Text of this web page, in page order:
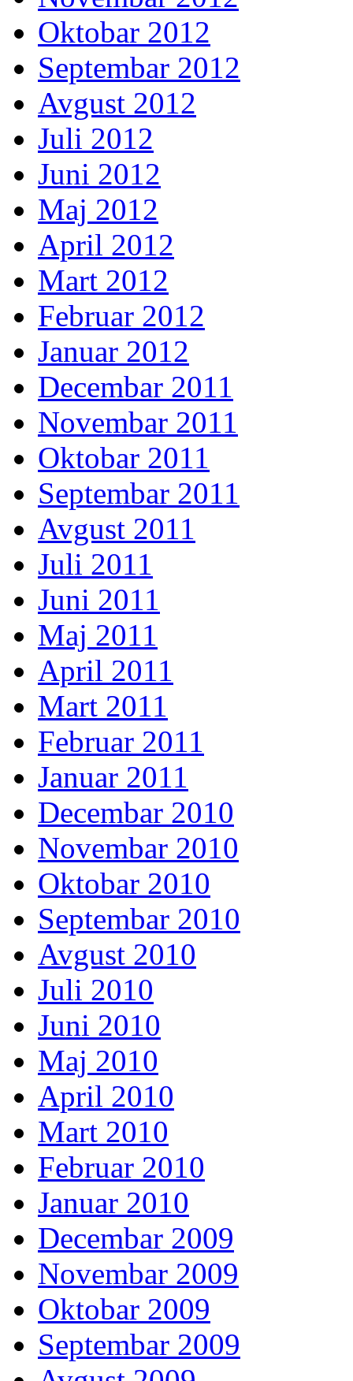
Oktobar 2012
Septembar 2012
Avgust 2012
Juli 2012
Juni 2012
Maj 2012
April 2012
Mart 2012
Februar 2012
Januar 2012
Decembar 2011
Novembar 2011
Oktobar 2011
Septembar 2011
Avgust 2011
Juli 2011
Juni 2011
Maj 2011
April 2011
Mart 2011
Februar 2011
Januar 2011
Decembar 2010
Novembar 2010
Oktobar 2010
Septembar 2010
Avgust 2010
Juli 2010
Juni 2010
Maj 2010
April 2010
Mart 2010
Februar 2010
Januar 2010
Decembar 2009
Novembar 2009
Oktobar 2009
Septembar 2009